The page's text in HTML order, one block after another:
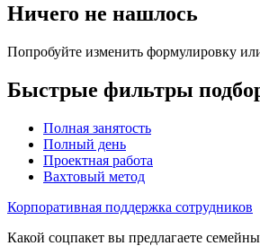
Ничего не нашлось
Попробуйте изменить формулировку
Быстрые фильтры
Полная занятость
Полный день
Проектная работа
Вахтовый метод
Корпоративная поддержка сотрудников
Какой соцпакет вы предлагаете